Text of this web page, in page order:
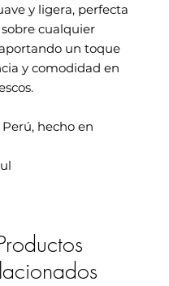
y ligera, perfecta
cualquier
un toque
y comodidad en
hecho en